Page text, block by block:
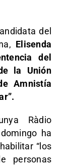
del
Elisenda
del
la Unión
Amnistía
Ràdio
ha
“los
personas